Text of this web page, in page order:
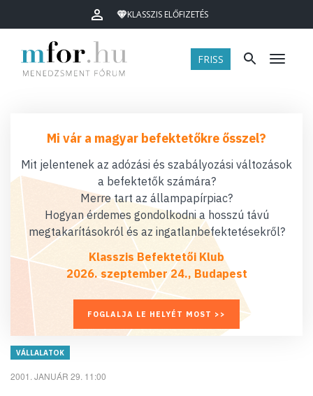
KLASSZIS ELŐFIZETÉS
FRISS Menü
Mi vár a magyar befektetőkre ősszel?
Mit jelentenek az adózási és szabályozási változások
a befektetők számára?
Merre tart az állampapírpiac?
Hogyan érdemes gondolkodni a hosszú távú
megtakarításokról és az ingatlanbefektetésekről?
Klasszis Befektetői Klub
2026. szeptember 24., Budapest
FOGLALJA LE HELYÉT MOST >>
VÁLLALATOK
2001. JANUÁR 29. 11:00